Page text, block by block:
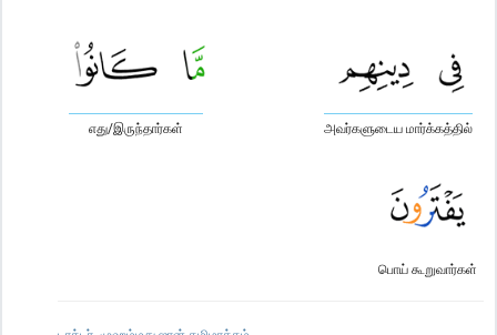
அவர்களுடைய மார்க்கத்தில்
எது/இருந்தார்கள்
பொய் கூறுவார்கள்